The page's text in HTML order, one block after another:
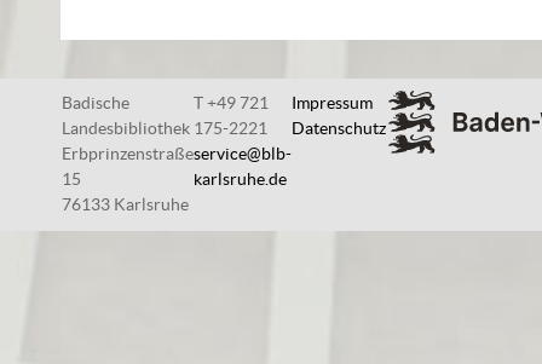
Badische
Landesbibliothek
Erbprinzenstraße
15
76133 Karlsruhe
T +49 721
175-2221
service@blb-
karlsruhe.de
Impressum
Datenschutz